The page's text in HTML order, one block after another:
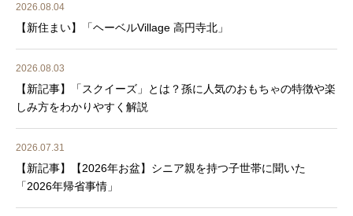
2026.08.04
【新住まい】「ヘーベルVillage 高円寺北」
2026.08.03
【新記事】「スクイーズ」とは？孫に人気のおもちゃの特徴や楽
しみ方をわかりやすく解説
2026.07.31
【新記事】【2026年お盆】シニア親を持つ子世帯に聞いた
「2026年帰省事情」